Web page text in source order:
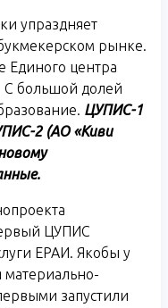
упраздняет
рынке.
Единого центра
С большой долей
ЦУПИС-1
2 (АО «Киви
ЦУПИС
ЕРАИ. Якобы у
материально-
запустили